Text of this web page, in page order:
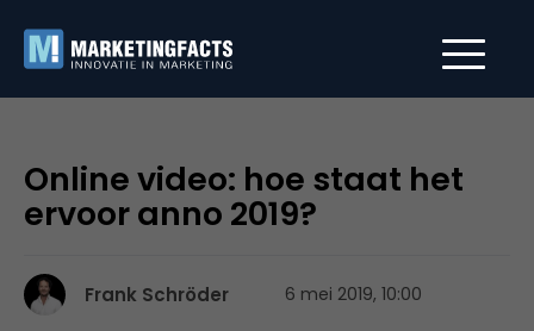
Online video: hoe staat het
ervoor anno 2019?
Frank Schröder 6 mei 2019, 10:00